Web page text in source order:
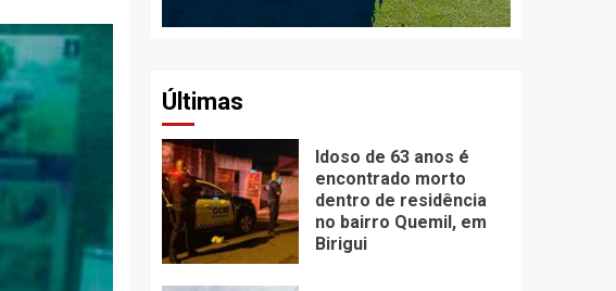
Últimas
Idoso de 63 anos é
encontrado morto
dentro de residência
no bairro Quemil, em
Birigui